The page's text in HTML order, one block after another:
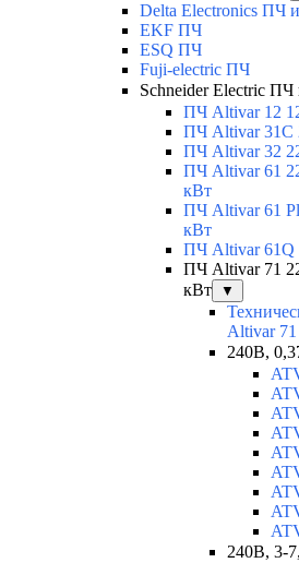
Delta Electronics ПЧ
EKF ПЧ
ESQ ПЧ
Fuji-electric ПЧ
Schneider Electric
ПЧ Altivar 12
ПЧ Altivar 31C
ПЧ Altivar 32
ПЧ Altivar 61
кВт
ПЧ Altivar 61
кВт
ПЧ Altivar 61Q
ПЧ Altivar 71
кВт
▼
Altivar 71
240В,
240В, 3-